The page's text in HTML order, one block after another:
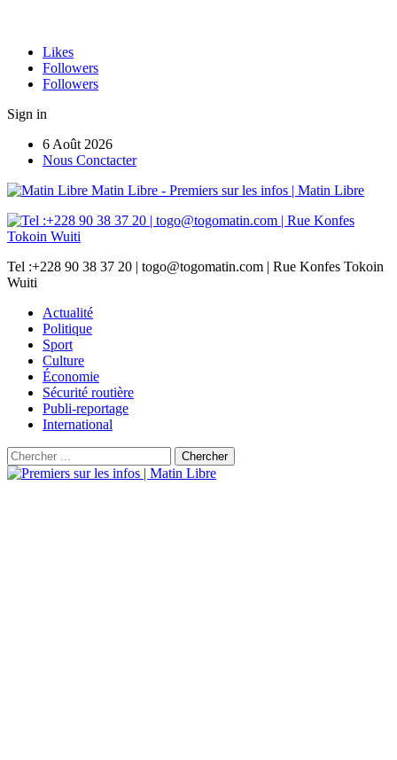
Likes
Followers
Followers
Sign in
6 Août 2026
Nous Conctacter
Matin Libre - Premiers sur les infos | Matin Libre
Tel :+228 90 38 37 20 | togo@togomatin.com | Rue Konfes Tokoin
Wuiti
Actualité
Politique
Sport
Culture
Économie
Sécurité routière
Publi-reportage
International